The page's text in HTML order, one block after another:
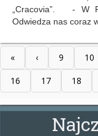
„Cracovia”. - W
Odwiedza nas coraz
« ‹ 9 10
16
17 18